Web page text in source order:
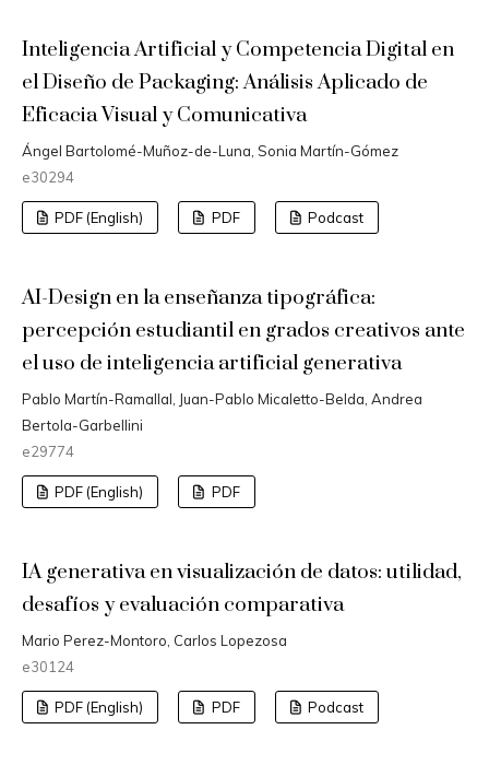
Inteligencia Artificial y Competencia Digital en
el Diseño de Packaging: Análisis Aplicado de
Eficacia Visual y Comunicativa
Ángel Bartolomé-Muñoz-de-Luna, Sonia Martín-Gómez
e30294
PDF (English) PDF Podcast
AI-Design en la enseñanza tipográfica:
percepción estudiantil en grados creativos ante
el uso de inteligencia artificial generativa
Pablo Martín-Ramallal, Juan-Pablo Micaletto-Belda, Andrea
Bertola-Garbellini
e29774
PDF (English) PDF
IA generativa en visualización de datos: utilidad,
desafíos y evaluación comparativa
Mario Perez-Montoro, Carlos Lopezosa
e30124
PDF (English) PDF Podcast